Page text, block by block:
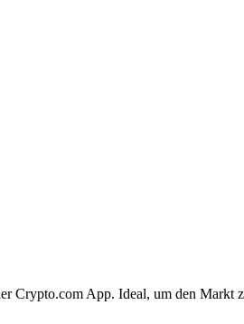
Crypto.com App. Ideal, um den Markt